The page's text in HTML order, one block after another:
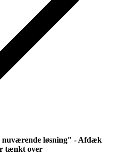
nuværende løsning" - Afdæk
tænkt over